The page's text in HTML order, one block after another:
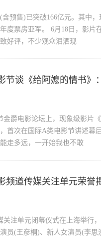
预售)已突破166亿元。其中
度票房亚军。 6月18日，影片
好评，不少观众泪洒现
节谈《给阿嬷的情书》
金爵电影论坛上，现象级影片
首次在国际A类电影节讲述幕
走多远，一开始我也不敢
频道传媒关注单元荣誉
关注单元闭幕仪式在上海举行
员(王彦桐)、新人女演员(李思